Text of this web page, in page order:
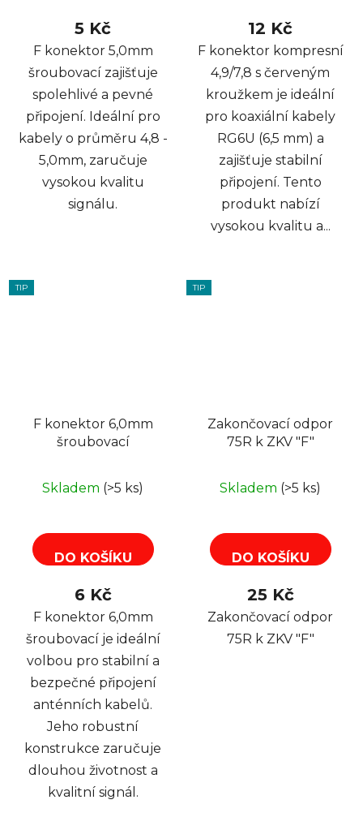
5 Kč
F konektor 5,0mm
šroubovací zajišťuje
spolehlivé a pevné
připojení. Ideální pro
kabely o průměru 4,8 -
5,0mm, zaručuje
vysokou kvalitu
signálu.
12 Kč
F konektor kompresní
4,9/7,8 s červeným
kroužkem je ideální
pro koaxiální kabely
RG6U (6,5 mm) a
zajišťuje stabilní
připojení. Tento
produkt nabízí
vysokou kvalitu a...
TIP
F konektor 6,0mm
šroubovací
Skladem (>5 ks)
DO KOŠÍKU
6 Kč
F konektor 6,0mm
šroubovací je ideální
volbou pro stabilní a
bezpečné připojení
anténních kabelů.
Jeho robustní
konstrukce zaručuje
dlouhou životnost a
kvalitní signál.
TIP
Zakončovací odpor
75R k ZKV "F"
Skladem (>5 ks)
DO KOŠÍKU
25 Kč
Zakončovací odpor
75R k ZKV "F"